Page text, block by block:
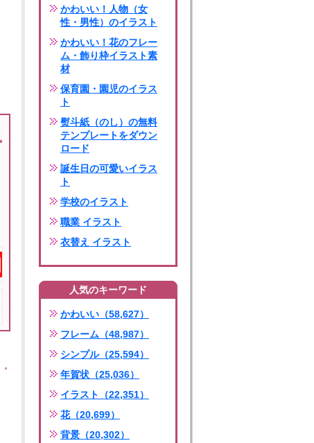
かわいい！人物（女
性・男性）のイラスト
かわいい！花のフレー
ム・飾り枠イラスト素
材
保育園・園児のイラス
ト
熨斗紙（のし）の無料
テンプレートをダウン
ロード
誕生日の可愛いイラス
ト
学校のイラスト
職業 イラスト
衣替え イラスト
人気のキーワード
かわいい（58,627）
フレーム（48,987）
シンプル（25,594）
年賀状（25,036）
イラスト（22,351）
花（20,699）
背景（20,302）